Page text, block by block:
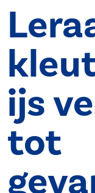
ijs
tot